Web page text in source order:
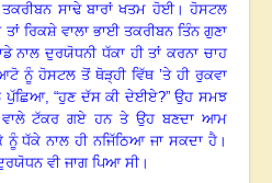
ਸਾਢੇ ਬਾਰਾਂ ਖਤਮ ਹੋਈ।ਹੋਸਟਲ
ਰਿਕਸ਼ੇ ਵਾਲਾ ਭਾਈ ਤਕਰੀਬਨ ਤਿੰਨ ਗੁਣਾ
ਨਾਲ ਦੁਰਯੋਧਨੀ ਧੱਕਾ ਹੀ ਤਾਂ ਕਰਨਾ ਚਾਹ
ਨੂੰ ਹੋਸਟਲ ਤੋਂ ਥੋੜ੍ਹੀ ਵਿੱਥ ’ਤੇ ਹੀ ਰੁਕਵਾ
ਪੁੱਛਿਆ,“ਹੁਣ ਦੱਸ ਕੀ ਦੇਈਏ?” ਉਹ ਸਮਝ
ਟੱਕਰ ਗਏ ਹਨ ਤੇ ਉਹ ਬਣਦਾ ਆਮ
ਨੂੰ ਧੱਕੇ ਨਾਲ ਹੀ ਨਜਿੱਠਿਆ ਜਾ ਸਕਦਾ ਹੈ ।
ਵੀ ਜਾਗ ਪਿਆ ਸੀ।